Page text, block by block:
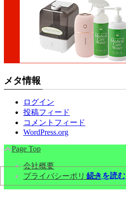
続きを読む
続きを読む
続きを読む
メタ情報
ログイン
投稿フィード
コメントフィード
WordPress.org
Page Top
会社概要
プライバシーポリシー